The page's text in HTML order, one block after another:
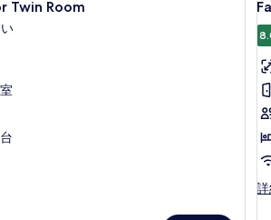
Twin Room
(1
+
1